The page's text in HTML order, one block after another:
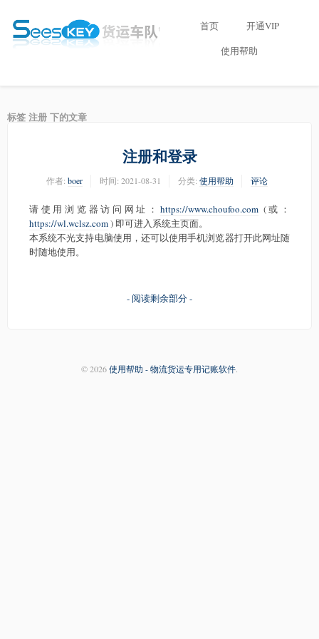
首页
开通VIP
使用帮助
标签 注册 下的文章
注册和登录
作者: boer 时间: 2021-08-31 分类: 使用帮助 评论
请使用浏览器访问网址： https://www.choufoo.com(或：
https://wl.wclsz.com) 即可进入系统主页面。
本系统不光支持电脑使用，还可以使用手机浏览器打开此网址随
时随地使用。
- 阅读剩余部分 -
© 2026使用帮助 - 物流货运专用记账软件.